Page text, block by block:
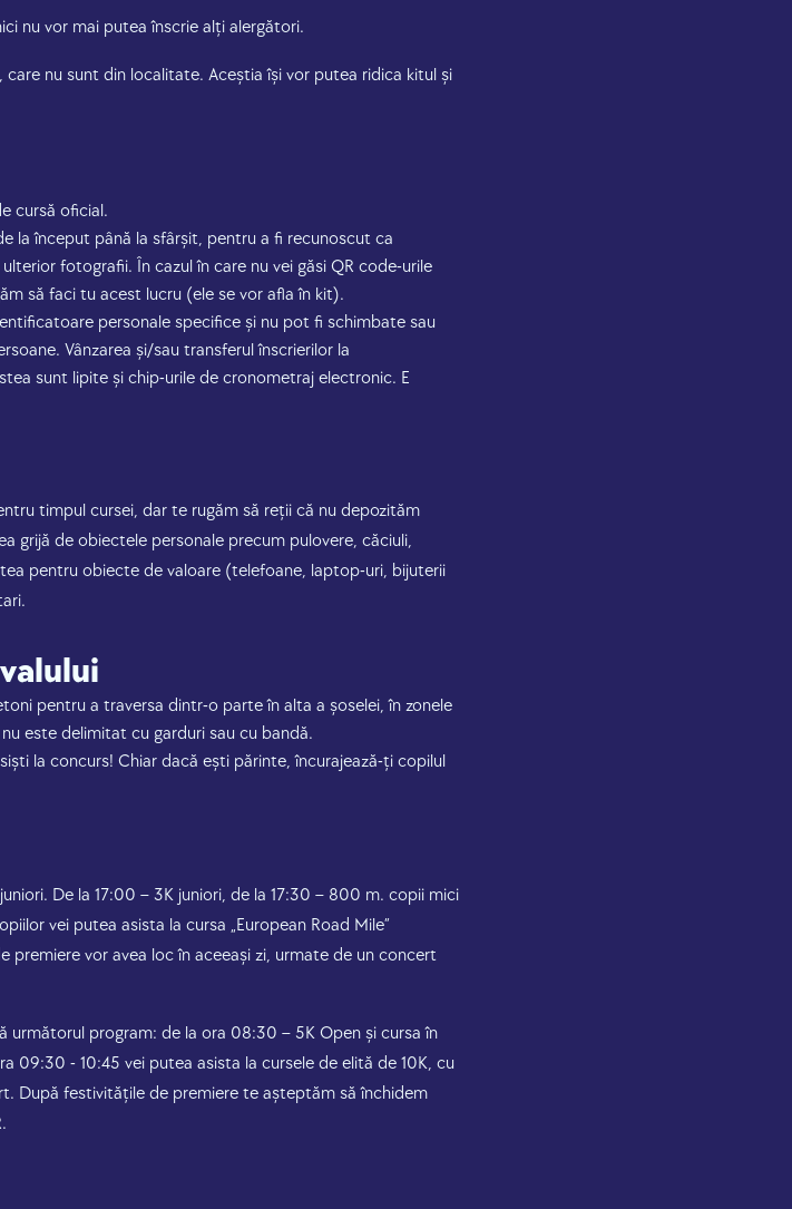
nu vor mai putea înscrie alți alergători.
care nu sunt din localitate. Aceștia își vor putea ridica kitul și
cursă oficial.
la început până la sfârșit, pentru a fi recunoscut ca
fotografii. În cazul în care nu vei găsi QR code-urile
să faci tu acest lucru (ele se vor afla în kit).
personale specifice și nu pot fi schimbate sau
Vânzarea și/sau transferul înscrierilor la
sunt lipite și chip-urile de cronometraj electronic. E
timpul cursei, dar te rugăm să reții că nu depozităm
grijă de obiectele personale precum pulovere, căciuli,
pentru obiecte de valoare (telefoane, laptop-uri, bijuterii
pentru a traversa dintr-o parte în alta a șoselei, în zonele
este delimitat cu garduri sau cu bandă.
la concurs! Chiar dacă ești părinte, încurajează-ți copilul
De la 17:00 – 3K juniori, de la 17:30 – 800 m. copii mici
vei putea asista la cursa „European Road Mile”
vor avea loc în aceeași zi, urmate de un concert
următorul program: de la ora 08:30 – 5K Open și cursa în
09:30 - 10:45 vei putea asista la cursele de elită de 10K, cu
După festivitățile de premiere te așteptăm să închidem